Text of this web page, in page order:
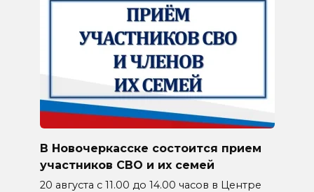
В Новочеркасске состоится прием
участников СВО и их семей
20 августа с 11.00 до 14.00 часов в Центре